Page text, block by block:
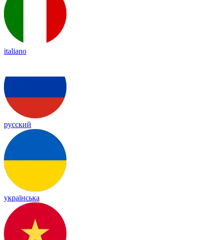
italiano
русский
українська